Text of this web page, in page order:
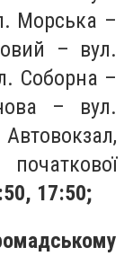
Морська –
– вул.
Соборна –
– вул.
17:50;